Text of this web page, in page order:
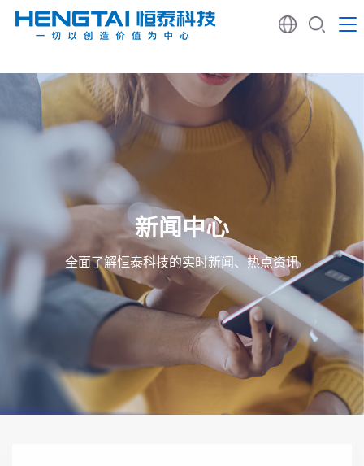
新闻中心
全面了解恒泰科技的实时新闻、热点资讯